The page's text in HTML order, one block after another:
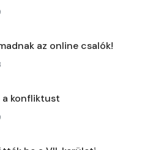
az online csalók!
a konfliktust